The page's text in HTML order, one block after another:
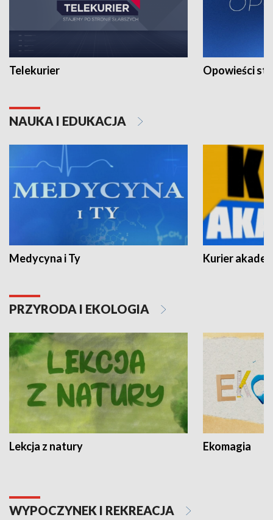
Telekurier Opowieści
NAUKA I EDUKACJA
Medycyna i Ty Kurier
PRZYRODA I EKOLOGIA
Lekcja z natury Ekomagia
WYPOCZYNEK I REKREACJA